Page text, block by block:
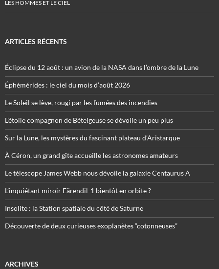
LES HOMMES ET LE CIEL
ARTICLES RÉCENTS
Éclipse du 12 août : un avion de la NASA dans l’ombre de la Lune
Éphémérides : le ciel du mois d’août 2026
Le Soleil se lève, rougi par les fumées des incendies
L’étoile compagnon de Bételgeuse se dévoile un peu plus
Sur la Lune, les mystères du fascinant plateau d’Aristarque
À Céron, un grand gîte accueille les astronomes amateurs
Le télescope James Webb nous dévoile la galaxie Centaurus A
L’inquiétant miroir Eärendil-1 bientôt en orbite ?
Insolite : la Station spatiale du côté de Saturne
Découverte de deux curieuses exoplanètes “cotonneuses”
ARCHIVES